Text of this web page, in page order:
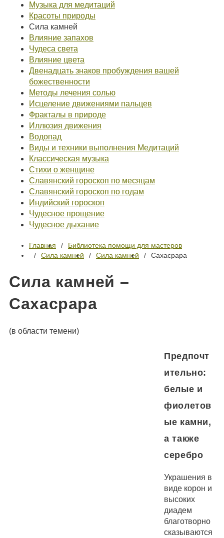
Музыка для медитаций
Красоты природы
Сила камней
Влияние запахов
Чудеса света
Влияние цвета
Двенадцать знаков пробуждения вашей
божественности
Методы лечения солью
Исцеление движениями пальцев
Фракталы в природе
Иллюзия движения
Водопад
Виды и техники выполнения Медитаций
Классическая музыка
Стихи о женщине
Славянский гороскоп по месяцам
Славянский гороскоп по годам
Индийский гороскоп
Чудесное прощение
Чудесное дыхание
Главная
Библиотека помощи для мастеров
Сила камней
Сила камней Сахасрара
Сила камней –
Сахасрара
(в области темени)
Предпочт
ительно:
белые и
фиолетов
ые камни,
а также
серебро
Украшения в
виде корон и
высоких
диадем
благотворно
сказываются